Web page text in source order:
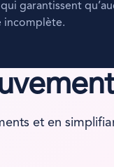
garantissent
incomplète.
et en